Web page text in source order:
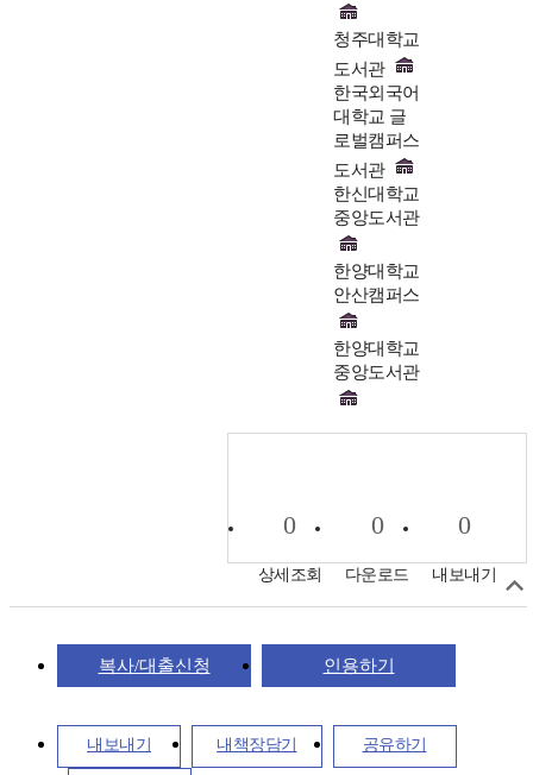
청주대학교
도서관
한국외국어
대학교 글
로벌캠퍼스
도서관
한신대학교
중앙도서관
한양대학교
안산캠퍼스
한양대학교
중앙도서관
0
상세조회
0
다운로드
0
내보내기
복사/대출신청 인용하기
내보내기 내책장담기 공유하기